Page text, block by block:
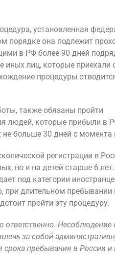
установленная
порядке она подлежит
в РФ более 90 дней
иных лиц, которые приехали
процедуры
также обязаны пройти
людей, которые прибыли в
не больше 30 дней с момента
регистрации в
но и на детей старше 6
под категории
при длительном пребывании
пройти эту процедуру.
Несоблюдение
за собой
срока пребывания в России